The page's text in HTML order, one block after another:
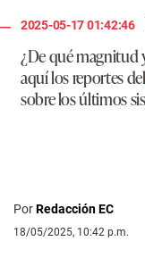
2025-05-17 01:42:46
¿De qué magnitud
aquí los reportes
sobre los últimos
PorRedacción EC
18/05/2025, 10:42 p.m.